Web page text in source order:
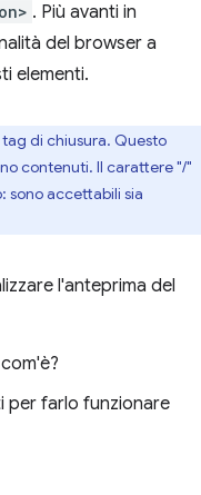
. Più avanti in
del browser a
elementi.
di chiusura. Questo
contenuti. Il carattere "/"
sono accettabili sia
l'anteprima del
per farlo funzionare